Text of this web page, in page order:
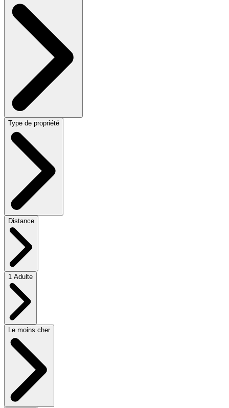
Type de propriété
Distance
1 Adulte
Le moins cher